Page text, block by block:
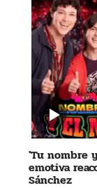
'Tu nombre
emotiva
Sánchez